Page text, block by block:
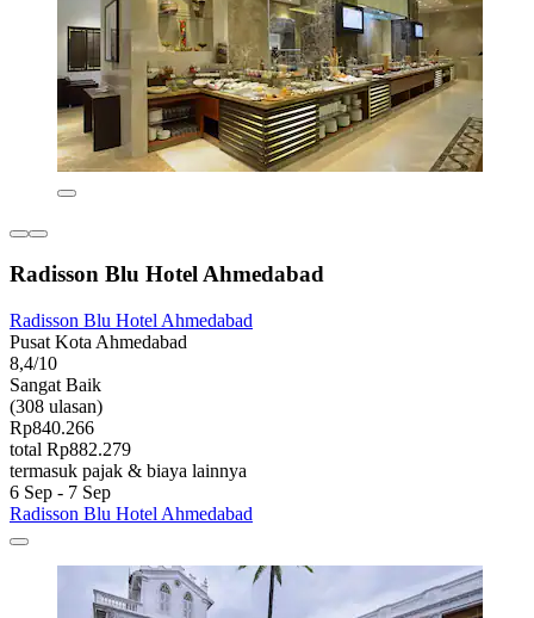
Radisson Blu Hotel Ahmedabad
Radisson Blu Hotel Ahmedabad
Pusat Kota Ahmedabad
8,4/10
Sangat Baik
(308 ulasan)
Rp840.266
total Rp882.279
termasuk pajak & biaya lainnya
6 Sep - 7 Sep
Radisson Blu Hotel Ahmedabad